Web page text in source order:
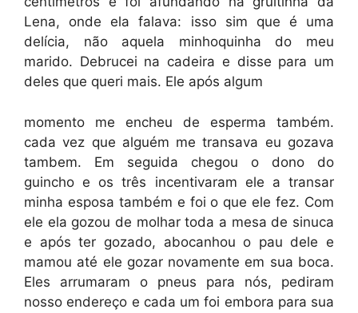
Lena, onde ela falava: isso sim que é uma
delícia, não aquela minhoquinha do meu
marido. Debrucei na cadeira e disse para um
deles que queri mais. Ele após algum
momento me encheu de esperma também.
cada vez que alguém me transava eu gozava
tambem. Em seguida chegou o dono do
guincho e os três incentivaram ele a transar
minha esposa também e foi o que ele fez. Com
ele ela gozou de molhar toda a mesa de sinuca
e após ter gozado, abocanhou o pau dele e
mamou até ele gozar novamente em sua boca.
Eles arrumaram o pneus para nós, pediram
nosso endereço e cada um foi embora para sua